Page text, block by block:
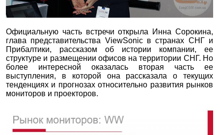
Официальную часть встречи открыла Инна Сорокина,
глава представительства ViewSonic в странах СНГ и
Прибалтики, рассказом об истории компании, ее
структуре и размещении офисов на территории СНГ. Но
более интересной оказалась вторая часть ее
выступления, в которой она рассказала о текущих
тенденциях и прогнозах относительно развития рынков
мониторов и проекторов.